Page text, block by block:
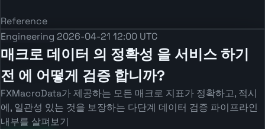
Reference
Engineering 2026-04-21 12:00 UTC
매크로 데이터 의 정확성 을 서비스 하기
전 에 어떻게 검증 합니까?
FXMacroData가 제공하는 모든 매크로 지표가 정확하고, 적시
에, 일관성 있는 것을 보장하는 다단계 데이터 검증 파이프라인
내부를 살펴보기